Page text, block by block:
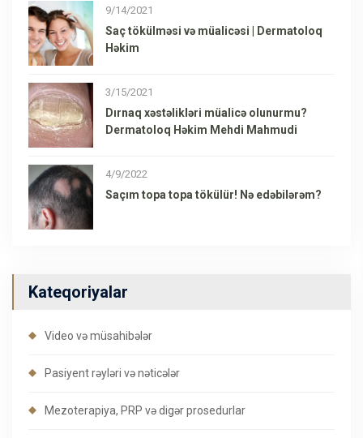
9/14/2021
Saç tökülməsi və müalicəsi | Dermatoloq
Həkim
3/15/2021
Dırnaq xəstəlikləri müalicə olunurmu?
Dermatoloq Həkim Mehdi Mahmudi
4/9/2022
Saçım topa topa tökülür! Nə edəbilərəm?
Kateqoriyalar
Video və müsahibələr
Pasiyent rəyləri və nəticələr
Mezoterapiya, PRP və digər prosedurlar